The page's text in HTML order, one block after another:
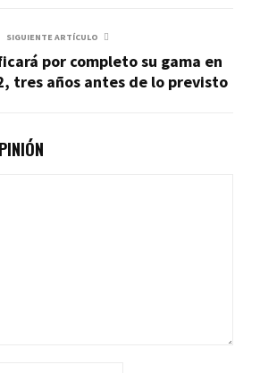
SIGUIENTE ARTÍCULO
por completo su gama en
tres años antes de lo previsto